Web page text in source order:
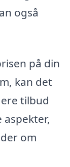
også
på din
kan det
tilbud
om